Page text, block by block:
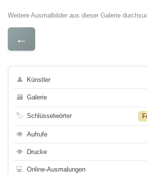
Weitere Ausmalbilder aus dieser Galerie
←
👤 Künstler
🗃 Galerie
🏷 Schlüsselwörter
👁 Aufrufe
👁 Drucke
💻 Online-Ausmalungen